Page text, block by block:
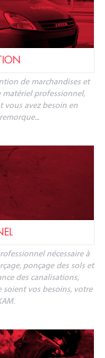
de marchandises et
matériel professionnel,
vous avez besoin en
nécessaire à
ponçage des sols et
des canalisations,
soient vos besoins, votre